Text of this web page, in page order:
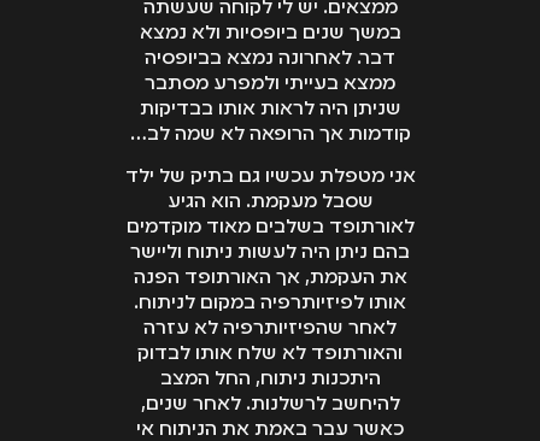
ממצאים. יש לי לקוחה שעשתה
במשך שנים ביופסיות ולא נמצא
דבר. לאחרונה נמצא בביופסיה
ממצא בעייתי ולמפרע מסתבר
שניתן היה לראות אותו בבדיקות
קודמות אך הרופאה לא שמה לב…
אני מטפלת עכשיו גם בתיק של ילד
שסבל מעקמת. הוא הגיע
לאורתופד בשלבים מאוד מוקדמים
בהם ניתן היה לעשות ניתוח וליישר
את העקמת, אך האורתופד הפנה
אותו לפיזיותרפיה במקום לניתוח.
לאחר שהפיזיותרפיה לא עזרה
והאורתופד לא שלח אותו לבדוק
היתכנות ניתוח, החל המצב
להיחשב לרשלנות. לאחר שנים,
כאשר עבר באמת את הניתוח אי